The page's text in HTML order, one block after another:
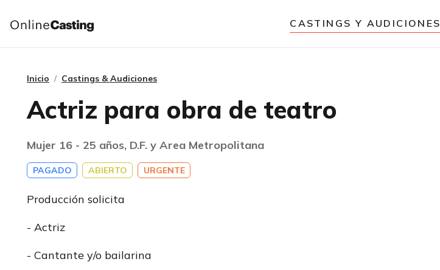
CASTINGS Y AUDICIONES
Inicio Castings & Audiciones
Actriz para obra de teatro
Mujer 16 - 25 años, D.F. y Area Metropolitana
PAGADO ABIERTO URGENTE
Producción solicita
- Actriz
- Cantante y/o bailarina